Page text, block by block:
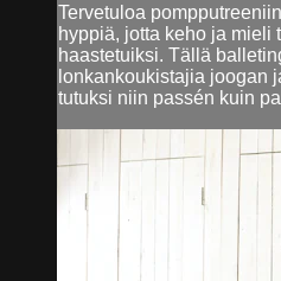
Tervetuloa
hyppiä, jotta keho ja mieli
haastetuiksi. Tällä
lonkankoukistajia joogan
tutuksi niin passén kuin